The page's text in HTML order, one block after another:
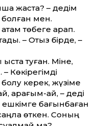
жаста? – дедім
мен.
төбеге қарап.
– Отыз бірде, –
туған. Міне,
Көкірегімді
болу керек, жүзіме
қарағым-ай, – деді
бағынбаған
өткен. Соның